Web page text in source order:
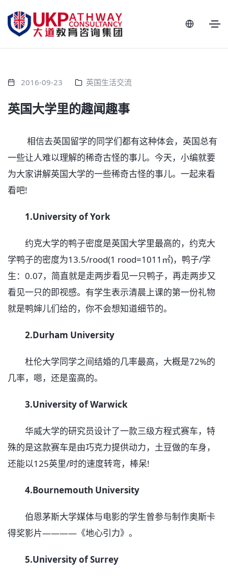
2016-09-23 英国生活交流
英国大学里的趣闻趣事
相信去英国留学的同学们都有这种体会，英国总有
一些让人难以理解的稀奇古怪的事儿。今天，小编就要
为大家讲解英国大学的一些稀奇古怪的事儿。一起来看
看吧!
1.University of York
约克大学的鸭子密度是英国大学里最高的，约克大
学鸭子的密度为13.5/rood(1 rood=1011㎡)，鸭子/学
生：0.07，简直就是走两步看见一只鸭子，再走两步又
看见一只的即视感。有学生表示清晨上课的第一份礼物
就是鸭婶儿们给的，你不会想知道细节的。
2.Durham University
杜伦大学同学之间结婚的几率最高，大概是72%的
几率，嗯，还是蛮高的。
3.University of Warwick
华威大学的研究员设计了一款三级方程式赛车，特
殊的是这款赛车是由巧克力提供动力，土豆做的车身，
还能以125英里/时的速度转弯，棒呆!
4.Bournemouth University
伯恩茅斯大学媒体与电影的学生曾参与制作奥斯卡
得奖影片————《地心引力》。
5.University of Surrey